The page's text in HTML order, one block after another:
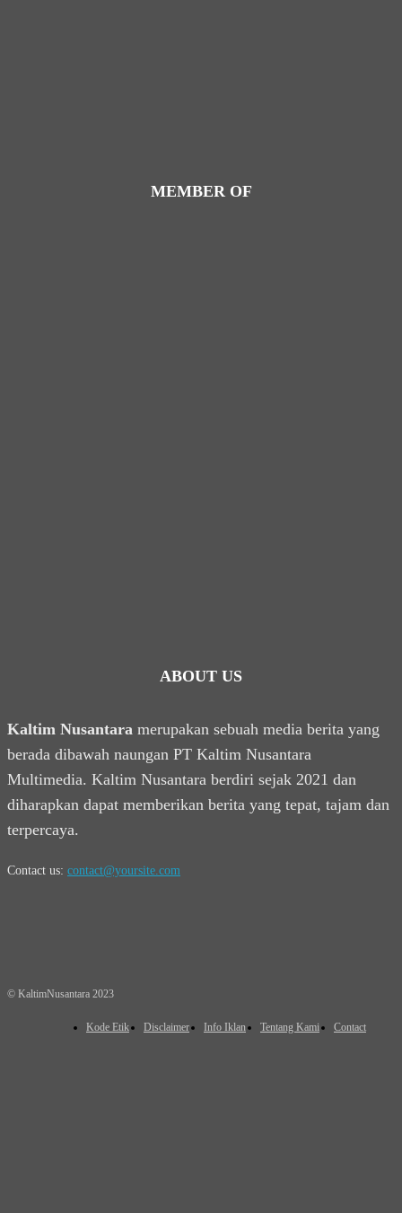
MEMBER OF
ABOUT US
Kaltim Nusantara merupakan sebuah media berita yang
berada dibawah naungan PT Kaltim Nusantara
Multimedia. Kaltim Nusantara berdiri sejak 2021 dan
diharapkan dapat memberikan berita yang tepat, tajam dan
terpercaya.
Contact us: contact@yoursite.com
© KaltimNusantara 2023
Kode Etik Disclaimer Info Iklan Tentang Kami Contact